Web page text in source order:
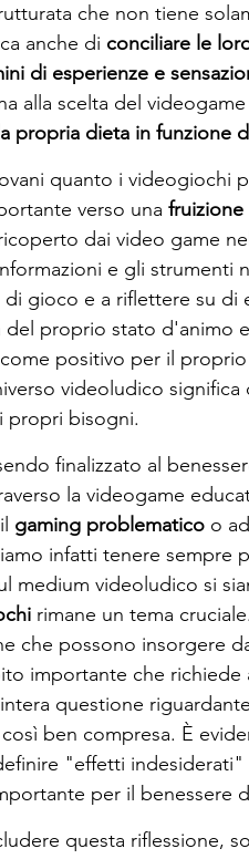
che non tiene
anche di conciliare le
di esperienze e
alla scelta del
propria dieta in funzione
quanto i videogiochi
verso una
dai video game
e gli strumenti
gioco e a riflettere su di
del proprio stato d'animo
positivo per il
videoludico
propri bisogni.
finalizzato al
la videogame
gaming problematico o
infatti tenere sempre
medium videoludico si
rimane un tema
che possono insorgere
importante che
questione
ben compresa. È
"effetti
per il benessere
questa riflessione,